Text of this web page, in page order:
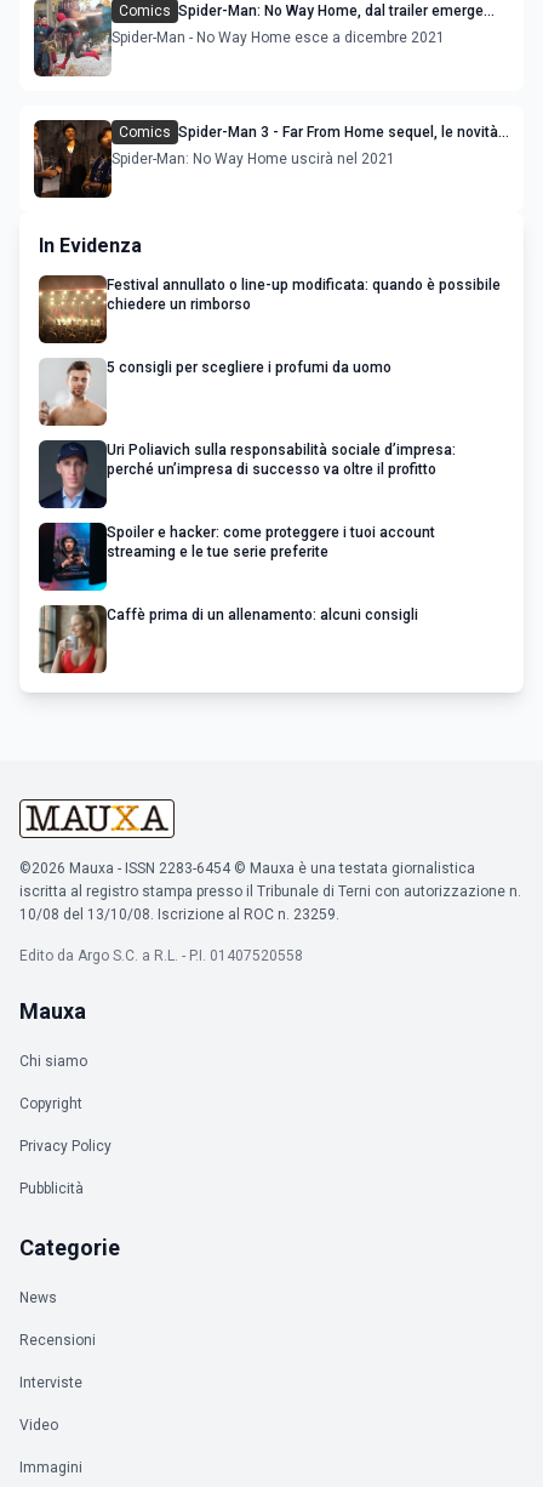
Comics Spider-Man: No Way Home, dal trailer emerge
l’ipotesi che Doctor Strange sia Mephisto
Spider-Man - No Way Home esce a dicembre 2021
Comics Spider-Man 3 - Far From Home sequel, le novità
sul film
Spider-Man: No Way Home uscirà nel 2021
In Evidenza
Festival annullato o line-up modificata: quando è possibile
chiedere un rimborso
5 consigli per scegliere i profumi da uomo
Uri Poliavich sulla responsabilità sociale d’impresa:
perché un’impresa di successo va oltre il profitto
Spoiler e hacker: come proteggere i tuoi account
streaming e le tue serie preferite
Caffè prima di un allenamento: alcuni consigli
©2026 Mauxa - ISSN 2283-6454 © Mauxa è una testata giornalistica
iscritta al registro stampa presso il Tribunale di Terni con autorizzazione n.
10/08 del 13/10/08. Iscrizione al ROC n. 23259.
Edito da Argo S.C. a R.L. - P.I. 01407520558
Mauxa
Chi siamo
Copyright
Privacy Policy
Pubblicità
Categorie
News
Recensioni
Interviste
Video
Immagini